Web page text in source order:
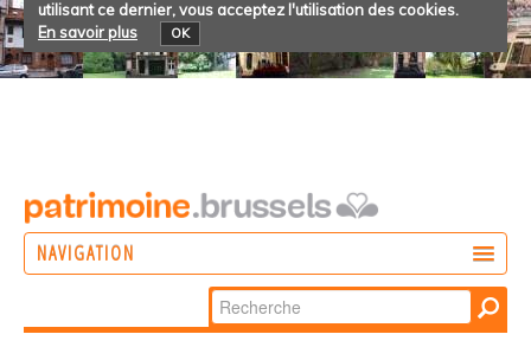
utilisant ce dernier, vous acceptez l'utilisation des cookies.
En savoir plus
OK
NAVIGATION
Chercher par
Recherche